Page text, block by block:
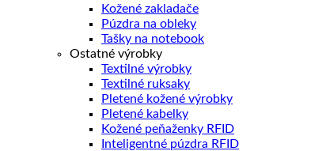
Kožené zakladače
Púzdra na obleky
Tašky na notebook
Ostatné výrobky
Textilné výrobky
Textilné ruksaky
Pletené kožené výrobky
Pletené kabelky
Kožené peňaženky RFID
Inteligentné púzdra RFID